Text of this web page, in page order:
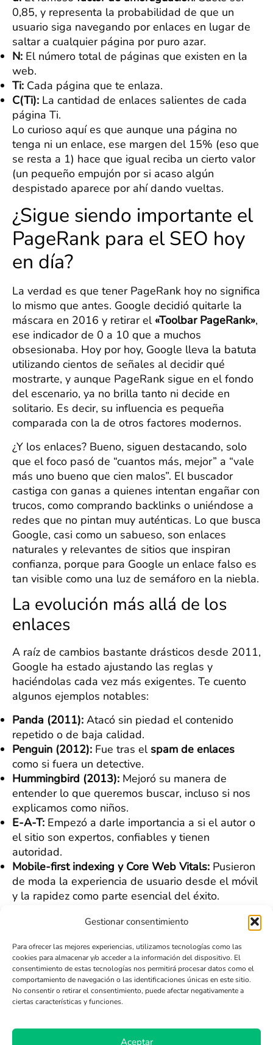
Gestionar consentimiento
Para ofrecer las mejores experiencias, utilizamos tecnologías como las
cookies para almacenar y/o acceder a la información del dispositivo. El
consentimiento de estas tecnologías nos permitirá procesar datos como el
comportamiento de navegación o las identificaciones únicas en este sitio.
No consentir o retirar el consentimiento, puede afectar negativamente a
ciertas características y funciones.
Aceptar
0,85, y representa la probabilidad de que un
usuario siga navegando por enlaces en lugar de
saltar a cualquier página por puro azar.
N: El número total de páginas que existen en la
web.
Ti: Cada página que te enlaza.
C(Ti): La cantidad de enlaces salientes de cada
página Ti.
Lo curioso aquí es que aunque una página no
tenga ni un enlace, ese margen del 15% (eso que
se resta a 1) hace que igual reciba un cierto valor
(un pequeño empujón por si acaso algún
despistado aparece por ahí dando vueltas.
¿Sigue siendo importante el
PageRank para el SEO hoy
en día?
La verdad es que tener PageRank hoy no significa
lo mismo que antes. Google decidió quitarle la
máscara en 2016 y retirar el «Toolbar PageRank»,
ese indicador de 0 a 10 que a muchos
obsesionaba. Hoy por hoy, Google lleva la batuta
utilizando cientos de señales al decidir qué
mostrarte, y aunque PageRank sigue en el fondo
del escenario, ya no brilla tanto ni decide en
solitario. Es decir, su influencia es pequeña
comparada con la de otros factores modernos.
¿Y los enlaces? Bueno, siguen destacando, solo
que el foco pasó de “cuantos más, mejor” a “vale
más uno bueno que cien malos”. El buscador
castiga con ganas a quienes intentan engañar con
trucos, como comprando backlinks o uniéndose a
redes que no pintan muy auténticas. Lo que busca
Google, casi como un sabueso, son enlaces
naturales y relevantes de sitios que inspiran
confianza, porque para Google un enlace falso es
tan visible como una luz de semáforo en la niebla.
La evolución más allá de los
enlaces
A raíz de cambios bastante drásticos desde 2011,
Google ha estado ajustando las reglas y
haciéndolas cada vez más exigentes. Te cuento
algunos ejemplos notables:
Panda (2011): Atacó sin piedad el contenido
repetido o de baja calidad.
Penguin (2012): Fue tras el spam de enlaces
como si fuera un detective.
Hummingbird (2013): Mejoró su manera de
entender lo que queremos buscar, incluso si nos
explicamos como niños.
E-A-T: Empezó a darle importancia a si el autor o
el sitio son expertos, confiables y tienen
autoridad.
Mobile-first indexing y Core Web Vitals: Pusieron
de moda la experiencia de usuario desde el móvil
y la rapidez como parte esencial del éxito.
funciona, y a veces sorprende, una mezcla sólida
visita la página y conseguir enlaces legítimos,
nada de atajos.
Qué métricas se usan ahora